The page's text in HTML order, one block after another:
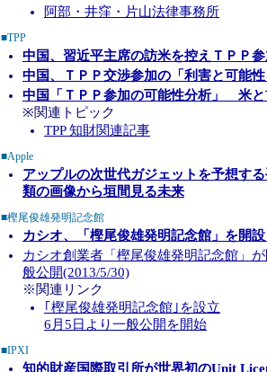
阿部・井窪・片山法律事務所
■TPP
中国、習近平主席の訪米を控えＴＰＰ
中国、ＴＰＰ交渉参加の「利害と可能
中国「ＴＰＰ参加の可能性分析」 米と
※関連トピック
TPP 知財関連記事
■Apple
アップルの次世代ガジェットを予想す
類の画像から垣間見る未来
■樫尾俊雄発明記念館
カシオ、「樫尾俊雄発明記念館」を開
カシオ創業者「樫尾俊雄発明記念館」
般公開(2013/5/30)
※関連リンク
｢樫尾俊雄発明記念館｣を設立
6月5日より一般公開を開始
■IPXI
知的財産国際取引所が世界初のUnit